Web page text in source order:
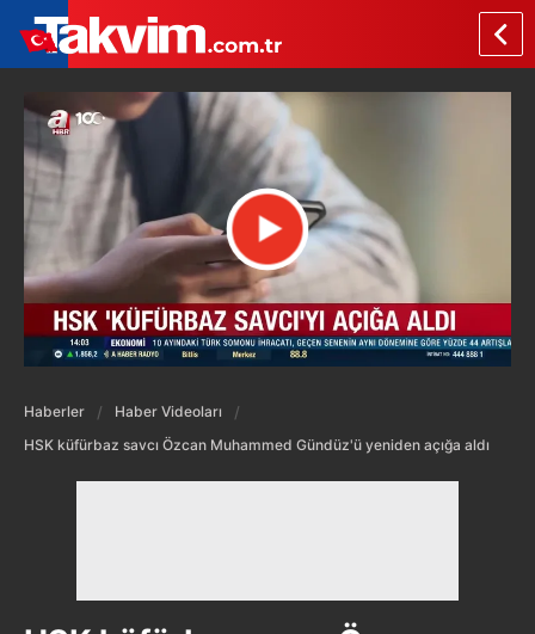
Haberler
Haber Videoları
HSK küfürbaz savcı Özcan Muhammed Gündüz'ü yeniden açığa aldı